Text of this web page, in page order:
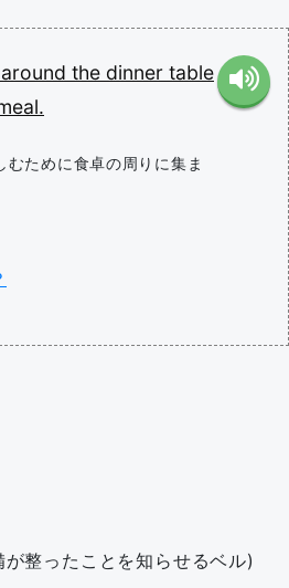
around the dinner table
ために食卓の周りに集ま
整ったことを知らせるベル)